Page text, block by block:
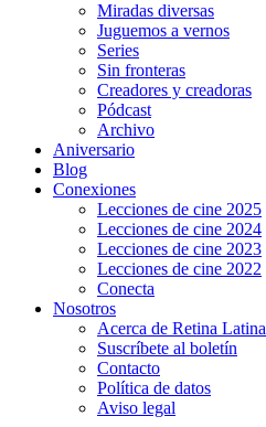
Miradas diversas
Juguemos a vernos
Series
Sin fronteras
Creadores y creadoras
Pódcast
Archivo
Aniversario
Blog
Conexiones
Lecciones de cine 2025
Lecciones de cine 2024
Lecciones de cine 2023
Lecciones de cine 2022
Conecta
Nosotros
Acerca de Retina Latina
Suscríbete al boletín
Contacto
Política de datos
Aviso legal